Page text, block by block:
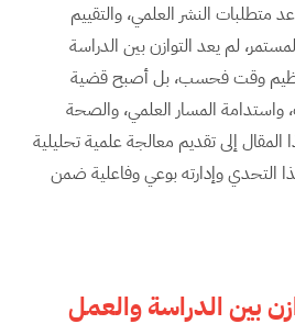
النشر العلمي، والتقييم
لم يعد التوازن بين الدراسة
تنظيم وقت فحسب، بل أصبح قضية
المسار العلمي، والصحة
إلى تقديم معالجة علمية تحليلية
التحدي وإدارته بوعي وفاعلية ضمن
بين الدراسة والعمل